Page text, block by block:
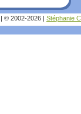
© 2002-2026 Stéphanie C